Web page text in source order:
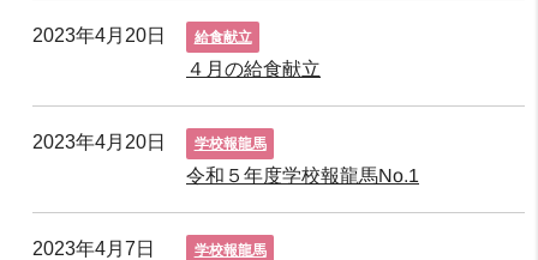
2023年4月20日 給食献立
４月の給食献立
2023年4月20日 学校報龍馬
令和５年度学校報龍馬No.1
2023年4月7日 学校報龍馬